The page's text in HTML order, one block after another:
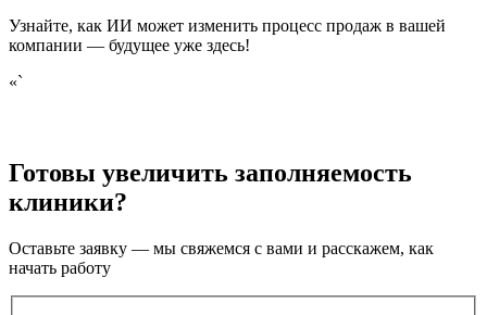
Узнайте, как ИИ может изменить процесс продаж в вашей
компании — будущее уже здесь!
«`
Готовы увеличить заполняемость
клиники?
Оставьте заявку — мы свяжемся с вами и расскажем, как
начать работу